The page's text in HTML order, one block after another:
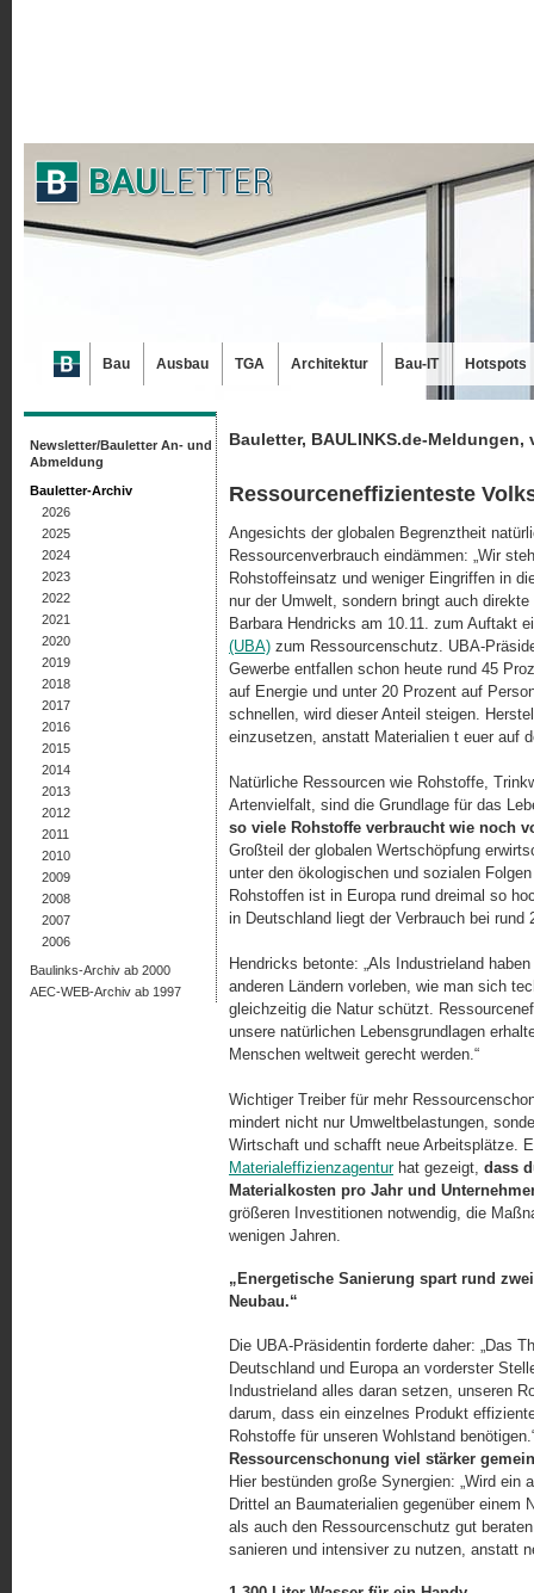
Bauletter, BAULINKS.de-Meldungen,
Ressourceneffizienteste
Angesichts der globalen Begrenztheit
Ressourcenverbrauch eindämmen: „Wir
Rohstoffeinsatz und weniger Eingriffen in
nur der Umwelt, sondern bringt auch
Barbara Hendricks am 10.11. zum Auftakt
(UBA) zum Ressourcenschutz. UBA-
Gewerbe entfallen schon heute rund 45
auf Energie und unter 20 Prozent auf
schnellen, wird dieser Anteil steigen.
einzusetzen, anstatt Materialien t euer auf
Natürliche Ressourcen wie Rohstoffe,
Artenvielfalt, sind die Grundlage für das
so viele Rohstoffe verbraucht wie noch
Großteil der globalen Wertschöpfung
unter den ökologischen und sozialen
Rohstoffen ist in Europa rund dreimal so
in Deutsch­land liegt der Verbrauch bei rund
Hendricks betonte: „Als Industrieland
anderen Ländern vorleben, wie man sich
gleichzeitig die Natur schützt.
unsere natürlichen Lebensgrundlagen
Menschen weltweit gerecht werden.“
Wichtiger Treiber für mehr
mindert nicht nur Umweltbelastungen,
Wirtschaft und schafft neue Arbeitsplätze.
Materialeffizienzagenturhat gezeigt, dass
Materialkosten pro Jahr und
größeren Investitionen notwendig, die
wenigen Jahren.
„Energetische Sanierung spart rund
Neubau.“
Die UBA-Präsidentin forderte daher: „Das
Deutschland und Europa an vorderster
Industrieland alles daran setzen, unseren
darum, dass ein einzelnes Produkt
Rohstoffe für unseren Wohlstand
Ressourcenschonung viel stärker
Hier bestünden große Synergien: „Wird
Drittel an Baumaterialien gegenüber einem
als auch den Ressourcenschutz gut
sanieren und intensiver zu nutzen, anstatt
Newsletter/Bauletter An- und
Abmeldung
Bauletter-Archiv
2026
2025
2024
2023
2022
2021
2020
2019
2018
2017
2016
2015
2014
2013
2012
2011
2010
2009
2008
2007
2006
Baulinks-Archiv ab 2000
AEC-WEB-Archiv ab 1997
Bau Ausbau TGA Architektur Bau-IT Hotspots